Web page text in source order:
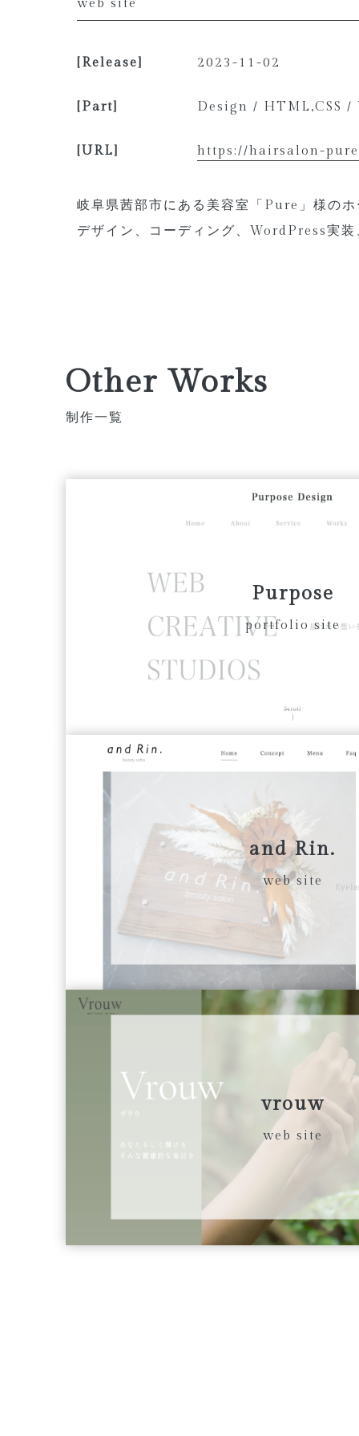
web site
[Release] 2023-11-02
[Part] Design / HTML,CSS /
[URL] https://hairsalon-
岐阜県茜部市にある美容室「Pure」様の
デザイン、コーディング、WordPress実
Other Works
制作一覧
Purpose
portfolio site
and Rin.
web site
vrouw
web site